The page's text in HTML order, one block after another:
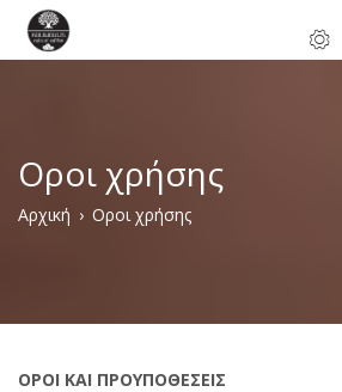
Παράκαμψη
προς
Οροι χρήσης
Breadcrumb
Αρχική Οροι χρήσης
ΟΡΟΙ ΚΑΙ ΠΡΟΥΠΟΘΕΣΕΙΣ